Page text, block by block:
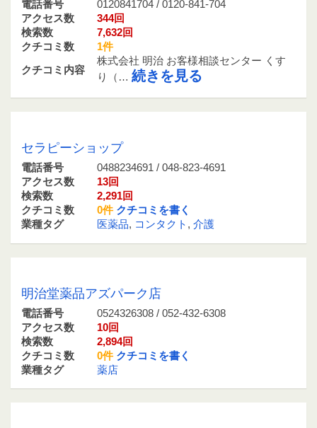
電話番号
0120841704 / 0120-841-704
アクセス数
344回
検索数
7,632回
クチコミ数
1件
クチコミ内容
株式会社 明治 お客様相談センター くす
り（… 続きを見る
セラピーショップ
電話番号
0488234691 / 048-823-4691
アクセス数
13回
検索数
2,291回
クチコミ数
0件 クチコミを書く
業種タグ
医薬品, コンタクト , 介護
明治堂薬品アズパーク店
電話番号
0524326308 / 052-432-6308
アクセス数
10回
検索数
2,894回
クチコミ数
0件 クチコミを書く
業種タグ
薬店